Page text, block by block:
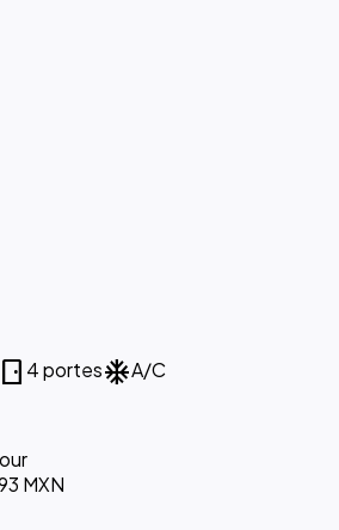
sensor_door 4 portesac_unitA/C
MXN